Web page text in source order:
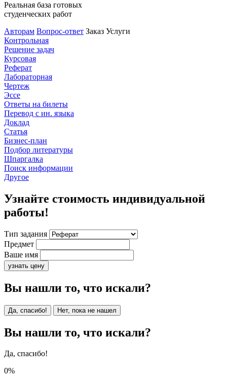
Реальная база готовых
студенческих работ
Авторам Вопрос-ответ Заказ Услуги
Контрольная
Решение задач
Курсовая
Реферат
Лабораторная
Чертеж
Эссе
Ответы на билеты
Перевод с ин. языка
Доклад
Статья
Бизнес-план
Подбор литературы
Шпаргалка
Поиск информации
Другое
Узнайте стоимость индивидуальной
работы!
Тип задания
Предмет
Ваше имя
узнать цену
Вы нашли то, что искали?
Да, спасибо! Нет, пока не нашел
Вы нашли то, что искали?
Да, спасибо!
0%